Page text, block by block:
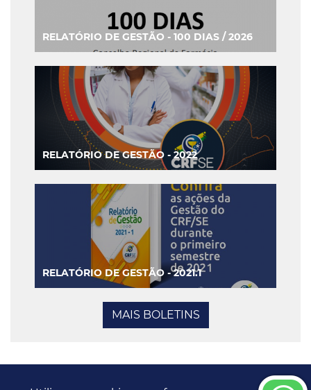
RELATÓRIO DE GESTÃO - 100 DIAS / 2026
RELATÓRIO DE GESTÃO - 2022
RELATÓRIO DE GESTÃO - 2021.1
MAIS BOLETINS